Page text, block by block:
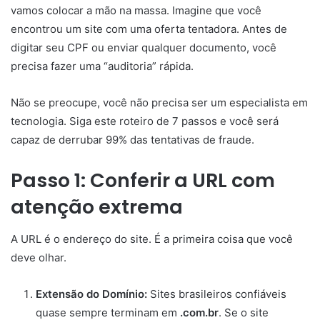
vamos colocar a mão na massa. Imagine que você
encontrou um site com uma oferta tentadora. Antes de
digitar seu CPF ou enviar qualquer documento, você
precisa fazer uma “auditoria” rápida.
Não se preocupe, você não precisa ser um especialista em
tecnologia. Siga este roteiro de 7 passos e você será
capaz de derrubar 99% das tentativas de fraude.
Passo 1: Conferir a URL com
atenção extrema
A URL é o endereço do site. É a primeira coisa que você
deve olhar.
Extensão do Domínio: Sites brasileiros confiáveis
quase sempre terminam em .com.br. Se o site